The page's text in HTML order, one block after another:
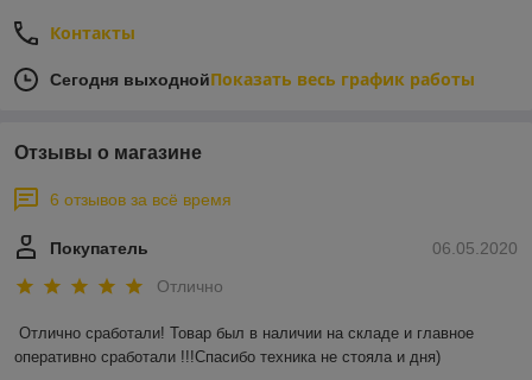
Контакты
Сегодня выходнойПоказать весь график работы
Отзывы о магазине
6 отзывов за всё время
06.05.2020
Покупатель
Отлично
Отлично сработали! Товар был в наличии на складе и главное
оперативно сработали !!!Спасибо техника не стояла и дня)